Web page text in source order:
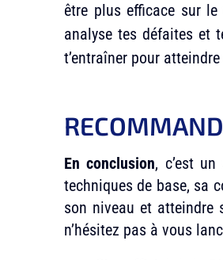
être plus efficace sur
analyse tes défaites et
t’entraîner pour
En conclusion, c’est
techniques de base, sa
son niveau et atteindre
n’hésitez pas à vous